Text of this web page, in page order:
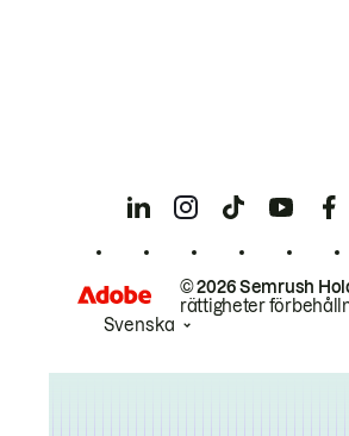
© 2026 Semrush
rättigheter
Svenska